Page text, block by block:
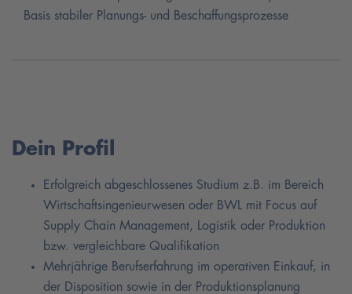
Basis stabiler Planungs- und Beschaffungsprozesse
Dein Profil
Erfolgreich abgeschlossenes Studium z.B. im Bereich
Wirtschaftsingenieurwesen oder BWL mit Focus auf
Supply Chain Management, Logistik oder Produktion
bzw. vergleichbare Qualifikation
Mehrjährige Berufserfahrung im operativen Einkauf, in
der Disposition sowie in der Produktionsplanung